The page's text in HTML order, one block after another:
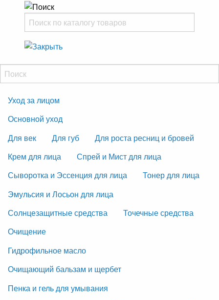
Уход за лицом
Основной уход
Для век
Для губ
Для роста ресниц и бровей
Крем для лица
Спрей и Мист для лица
Сыворотка и Эссенция для лица
Тонер для лица
Эмульсия и Лосьон для лица
Солнцезащитные средства
Точечные средства
Очищение
Гидрофильное масло
Очищающий бальзам и щербет
Пенка и гель для умывания